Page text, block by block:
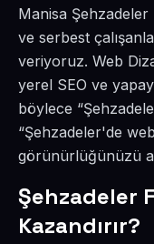
Manisa Şehzadeler
ve serbest
veriyoruz. Web
yerel SEO ve
böylece
“Şehzadeler'de
görünürlüğünüzü
Şehzadeler
Kazandırır?